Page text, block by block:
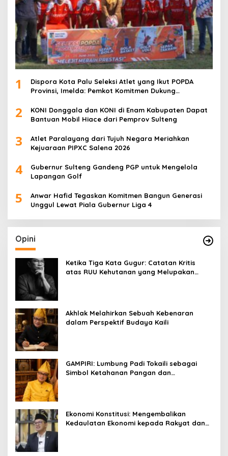
1
Dispora Kota Palu Seleksi Atlet yang Ikut POPDA
Provinsi, Imelda: Pemkot Komitmen Dukung
2
KONI Donggala dan KONI di Enam Kabupaten Dapat
Bantuan Mobil Hiace dari Pemprov Sulteng
3
Atlet Paralayang dari Tujuh Negara Meriahkan
Kejuaraan PIPXC Salena 2026
4
Gubernur Sulteng Gandeng PGP untuk Mengelola
Lapangan Golf
5
Anwar Hafid Tegaskan Komitmen Bangun Generasi
Unggul Lewat Piala Gubernur Liga 4
Opini
Ketika Tiga Kata Gugur: Catatan Kritis
atas RUU Kehutanan yang Melupakan
Akhlak Melahirkan Sebuah Kebenaran
dalam Perspektif Budaya Kaili
GAMPIRI: Lumbung Padi Tokaili sebagai
Simbol Ketahanan Pangan dan
Ekonomi Konstitusi: Mengembalikan
Kedaulatan Ekonomi kepada Rakyat dan